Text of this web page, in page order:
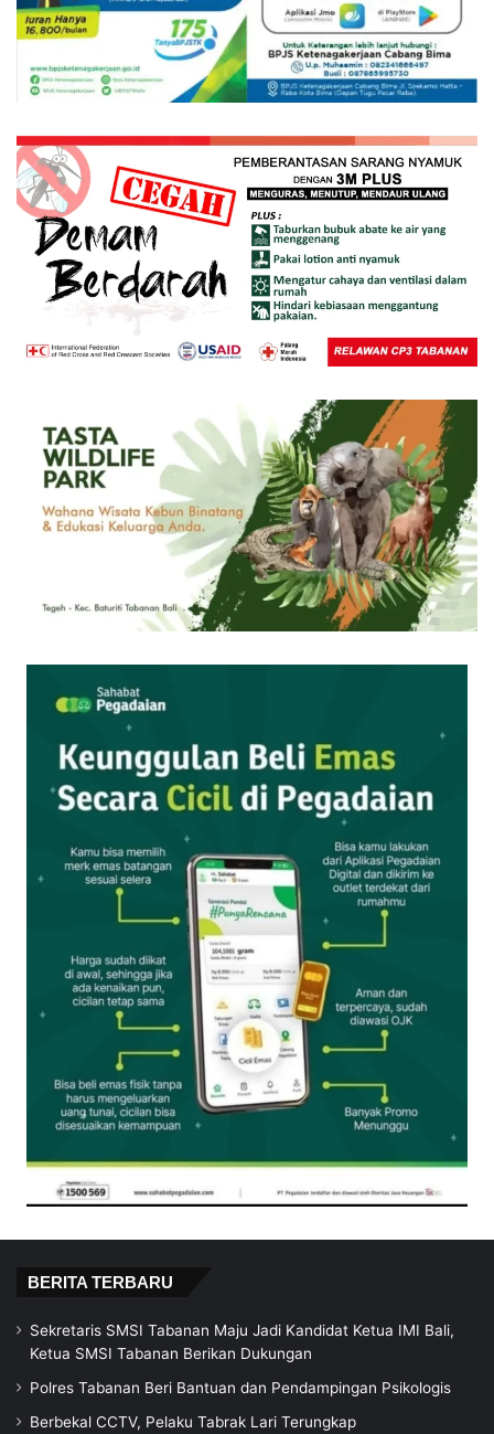
BERITA TERBARU
Sekretaris SMSI Tabanan Maju Jadi Kandidat Ketua IMI Bali,
Ketua SMSI Tabanan Berikan Dukungan
Polres Tabanan Beri Bantuan dan Pendampingan Psikologis
Berbekal CCTV, Pelaku Tabrak Lari Terungkap